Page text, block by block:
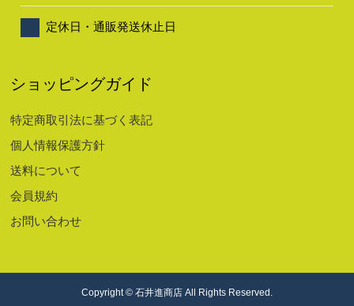
定休日・通販発送休止日
ショッピングガイド
特定商取引法に基づく表記
個人情報保護方針
送料について
会員規約
お問い合わせ
Copyright © 石井進商店 All Rights Reserved.